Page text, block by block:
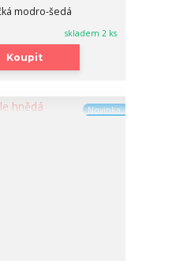
modro-šedá
skladem 2 ks
Koupit
Novinka